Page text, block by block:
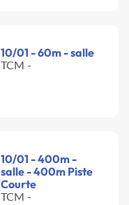
10/01 - 60m - salle
TCM -
10/01 - 400m -
salle - 400m Piste
Courte
TCM -